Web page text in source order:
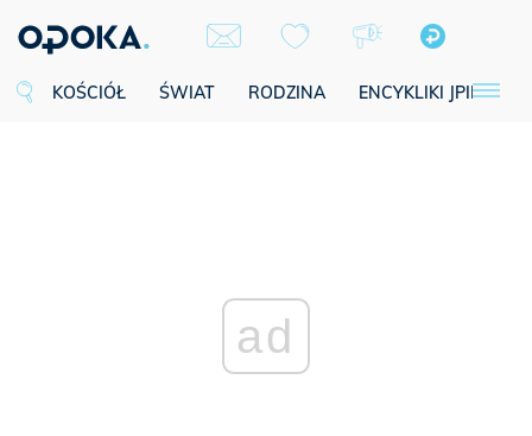
KOŚCIÓŁ ŚWIAT RODZINA ENCYKLIKI JPII
ad